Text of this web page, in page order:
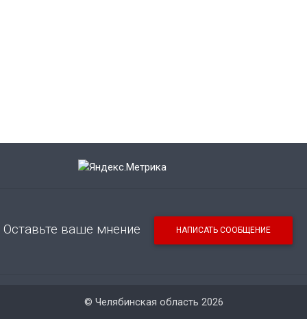
Оставьте ваше мнение НАПИСАТЬ СООБЩЕНИЕ
© Челябинская область 2026